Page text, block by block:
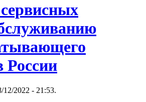
России
12/2022 - 21:53.